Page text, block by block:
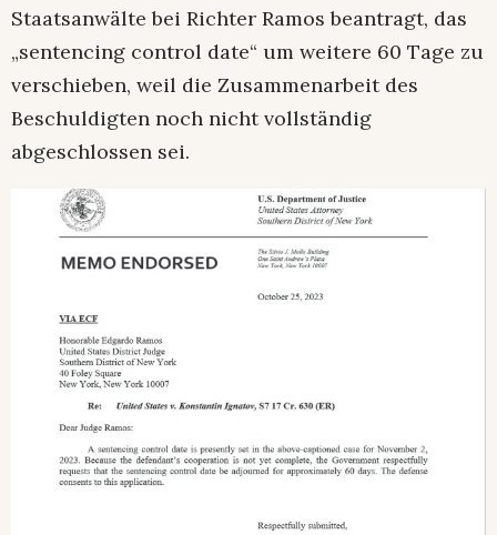
Staatsanwälte bei Richter Ramos beantragt, das
„sentencing control date“ um weitere 60 Tage zu
verschieben, weil die Zusammenarbeit des
Beschuldigten noch nicht vollständig
abgeschlossen sei.